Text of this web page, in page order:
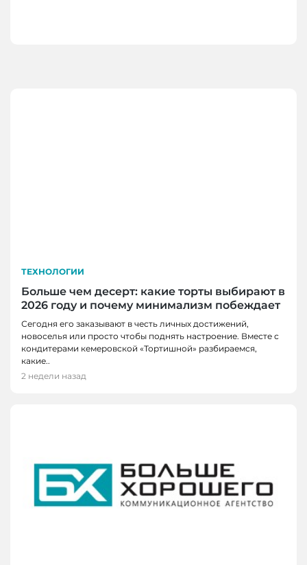
ТЕХНОЛОГИИ
Больше чем десерт: какие торты выбирают в
2026 году и почему минимализм побеждает
Сегодня его заказывают в честь личных достижений,
новоселья или просто чтобы поднять настроение. Вместе с
кондитерами кемеровской «Тортишной» разбираемся,
какие..
2 недели назад